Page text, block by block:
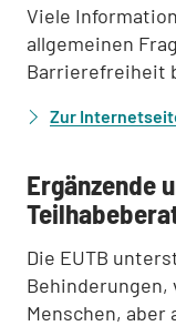
Viele
allgemeinen
Barrierefreiheit
Zur
:Ergänzende
Die EUTB
Behinderungen,
Menschen, aber